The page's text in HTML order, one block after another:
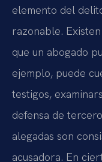
elemento del
razonable.
que un abogado
ejemplo, puede
testigos,
defensa de
alegadas son
acusadora. En